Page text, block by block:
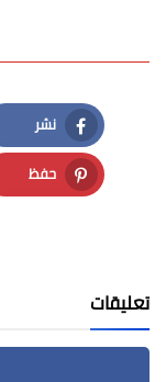
نشر
Facebook
حفظ
Pinterest
تعليقات